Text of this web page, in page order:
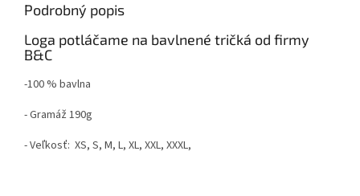
Podrobný popis
Loga potláčame na bavlnené tričká od firmy
B&C
-100 % bavlna
- Gramáž 190g
- Veľkosť: XS, S, M, L, XL, XXL, XXXL,